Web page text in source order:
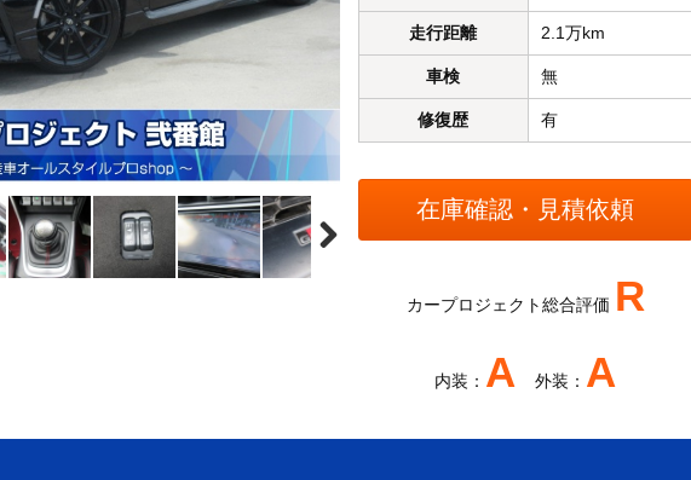
走行距離 2.1万km
車検 無
修復歴 有
カープロジェクト総合評価 R
内装： A 外装： A